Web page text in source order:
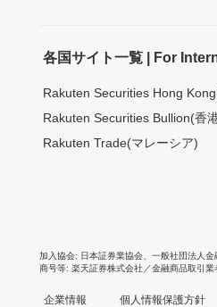
各国サイト一覧 | For
Rakuten Securities Hong
Rakuten Securities Bullion(香
Rakuten Trade(マレーシア)
加入協会 日本証券業協会 一般社団法人金
商号等 楽天証券株式会社／金融商品取引
企業情報 個人情報保護方針